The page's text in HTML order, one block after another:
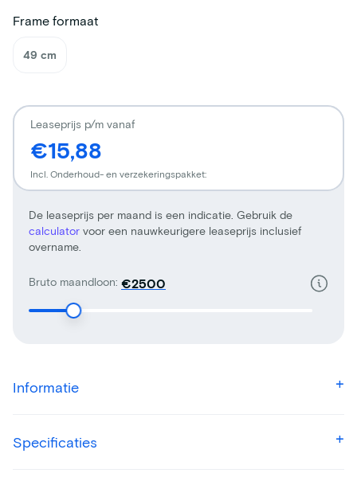
Frame formaat
49 cm
Bruto maandloon: €
De leaseprijs per maand is een indicatie. Gebruik de
calculator voor een nauwkeurigere leaseprijs inclusief
overname.
Leaseprijs p/m vanaf
€15,88
Incl. Onderhoud- en verzekeringspakket:
Informatie
Specificaties